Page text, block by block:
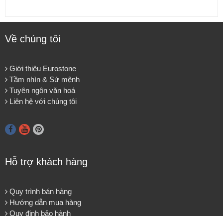
Về chúng tôi
Giới thiệu Eurostone
Tầm nhìn & Sứ mệnh
Tuyên ngôn văn hoá
Liên hệ với chúng tôi
Hỗ trợ khách hàng
Quy trình bán hàng
Hướng dẫn mua hàng
Quy định bảo hành